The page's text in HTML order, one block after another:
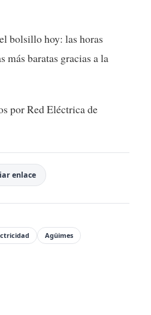
bolsillo hoy: las horas
más baratas gracias a la
por Red Eléctrica de
enlace
Agüimes